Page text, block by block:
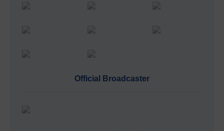
Official Broadcaster